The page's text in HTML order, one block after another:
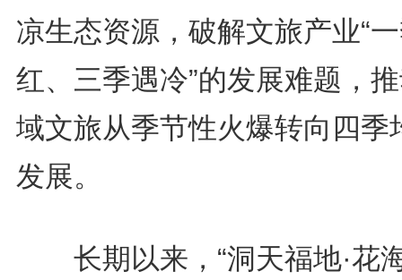
凉生态资源，破解文旅产业“
红、三季遇冷”的发展难题，
域文旅从季节性火爆转向四季
发展。
长期以来，“洞天福地·花